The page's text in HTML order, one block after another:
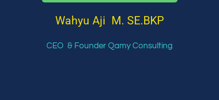
Wahyu Aji M. SE.BKP
CEO & Founder Qamy Consulting